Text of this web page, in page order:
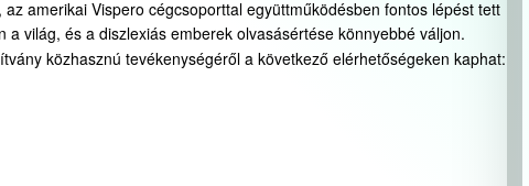
amerikai Vispero cégcsoporttal együttműködésben fontos lépést tett
világ, és a diszlexiás emberek olvasásértése könnyebbé váljon.
közhasznú tevékenységéről a következő elérhetőségeken kaphat: